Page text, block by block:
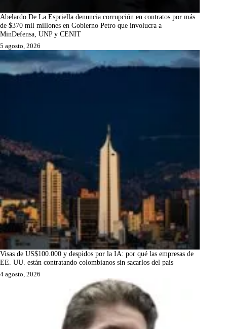
Abelardo De La Espriella denuncia corrupción en contratos por más
de $370 mil millones en Gobierno Petro que involucra a
MinDefensa, UNP y CENIT
5 agosto, 2026
Visas de US$100.000 y despidos por la IA: por qué las empresas de
EE. UU. están contratando colombianos sin sacarlos del país
4 agosto, 2026